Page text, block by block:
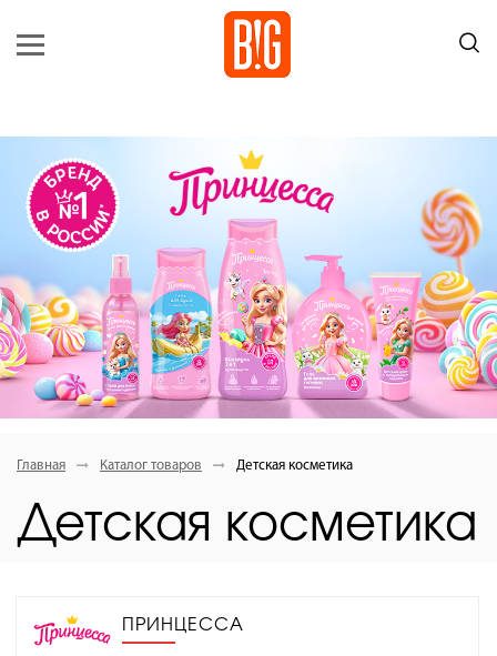
Главная Каталог товаров Детская косметика
Детская косметика
ПРИНЦЕССА